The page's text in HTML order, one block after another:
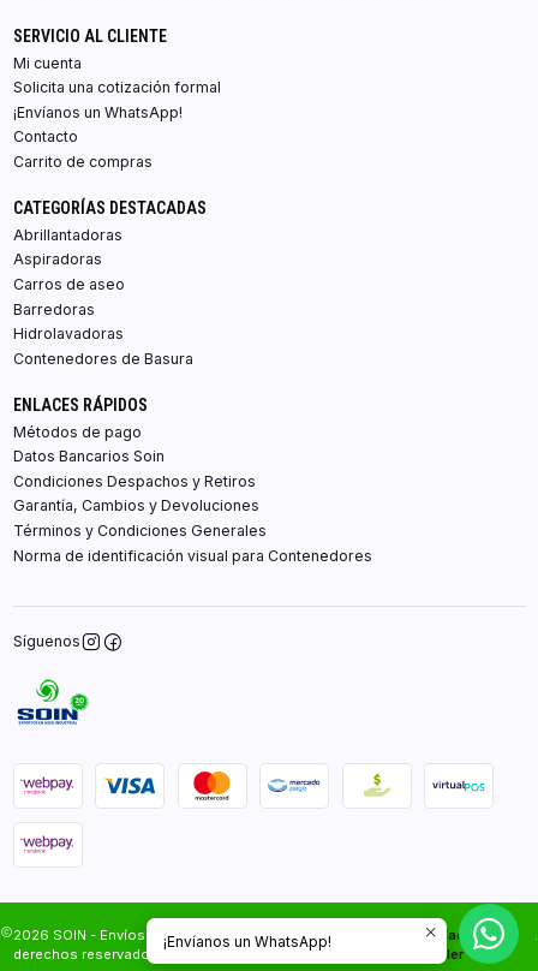
SERVICIO AL CLIENTE
Mi cuenta
Solicita una cotización formal
¡Envíanos un WhatsApp!
Contacto
Carrito de compras
CATEGORÍAS DESTACADAS
Abrillantadoras
Aspiradoras
Carros de aseo
Barredoras
Hidrolavadoras
Contenedores de Basura
ENLACES RÁPIDOS
Métodos de pago
Datos Bancarios Soin
Condiciones Despachos y Retiros
Garantía, Cambios y Devoluciones
Términos y Condiciones Generales
Norma de identificación visual para Contenedores
Síguenos
2026 SOIN - Envíos Gratis en Santiago.Todos los
derechos reservados.
Desarrollado por
Jumpseller
¡Envíanos un WhatsApp!